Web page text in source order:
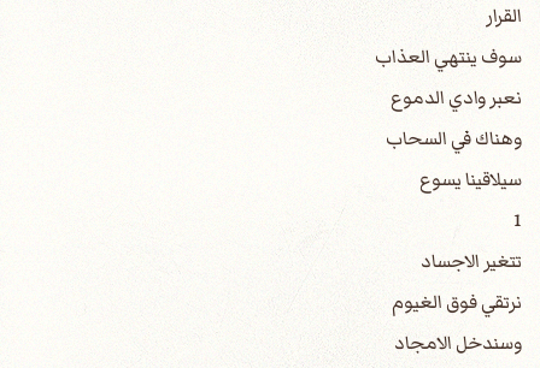
القرار
سوف ينتهي العذاب
نعبر وادي الدموع
وهناك في السحاب
سيلاقينا يسوع
1
تتغير الاجساد
نرتقي فوق الغيوم
وسندخل الامجاد